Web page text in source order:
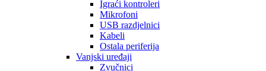
Igraći kontroleri
Mikrofoni
USB razdjelnici
Kabeli
Ostala periferija
Vanjski uređaji
Zvučnici